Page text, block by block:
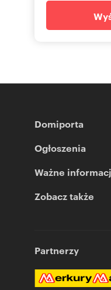
Domiporta
Ogłoszenia
Ważne
Zobacz także
Partnerzy